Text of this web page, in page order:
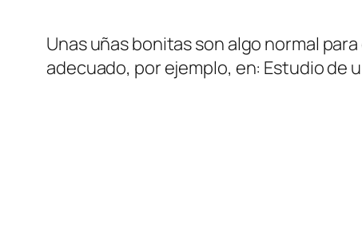
Unas uñas bonitas son algo normal
adecuado, por ejemplo, en: Estudio de